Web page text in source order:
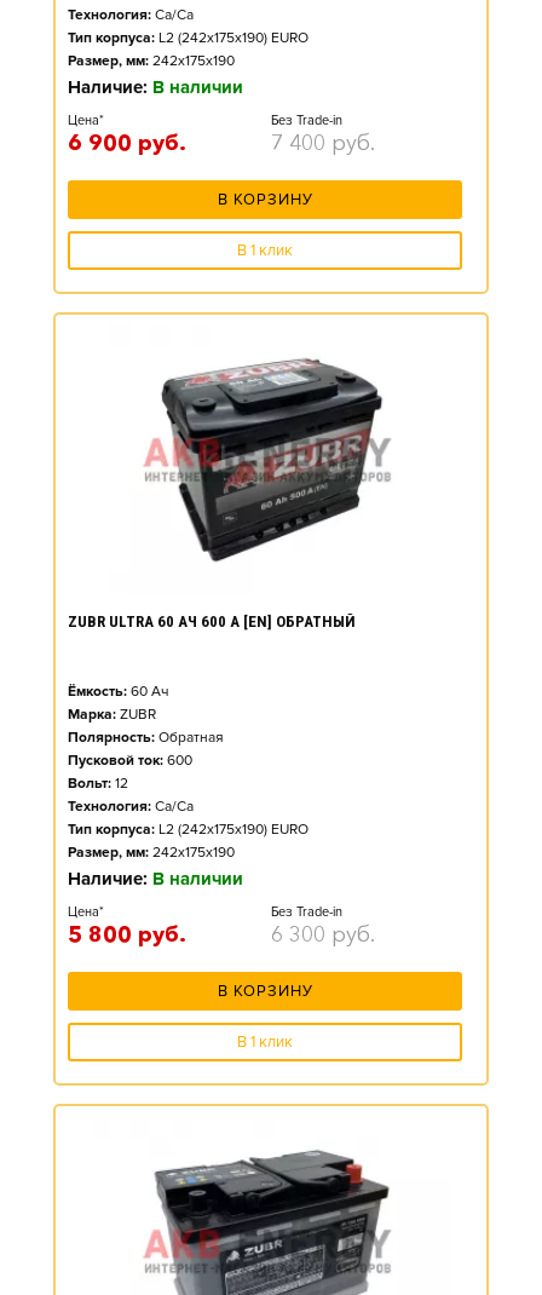
Технология: Ca/Ca
Тип корпуса: L2 (242x175x190) EURO
Размер, мм: 242x175x190
Наличие: В наличии
Цена*
6 900 руб.
Без Trade-in
7 400 руб.
В КОРЗИНУ
В 1 клик
ZUBR ULTRA 60 АЧ 600 А [EN] ОБРАТНЫЙ
Ёмкость: 60 Ач
Марка: ZUBR
Полярность: Обратная
Пусковой ток: 600
Вольт: 12
Технология: Ca/Ca
Тип корпуса: L2 (242x175x190) EURO
Размер, мм: 242x175x190
Наличие: В наличии
Цена*
5 800 руб.
Без Trade-in
6 300 руб.
В КОРЗИНУ
В 1 клик